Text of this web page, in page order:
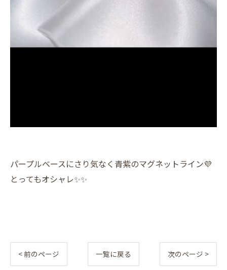
パープルベースにさり気なく青紫のマグネットライン💜
とってもオシャレ✨️✨️
< 前のページ 一覧に戻る 次のページ >